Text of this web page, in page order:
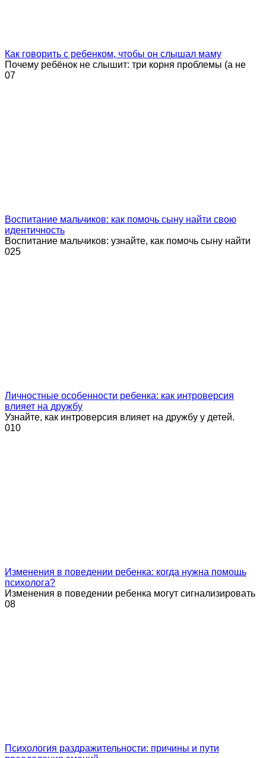
Как говорить с ребенком, чтобы он слышал маму
Почему ребёнок не слышит: три корня проблемы (а не
07
Воспитание мальчиков: как помочь сыну найти свою
идентичность
Воспитание мальчиков: узнайте, как помочь сыну найти
025
Личностные особенности ребенка: как интроверсия
влияет на дружбу
Узнайте, как интроверсия влияет на дружбу у детей.
010
Изменения в поведении ребенка: когда нужна помощь
психолога?
Изменения в поведении ребенка могут сигнализировать
08
Психология раздражительности: причины и пути